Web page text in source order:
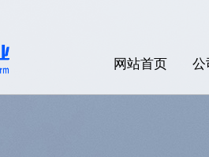
网站首页 公